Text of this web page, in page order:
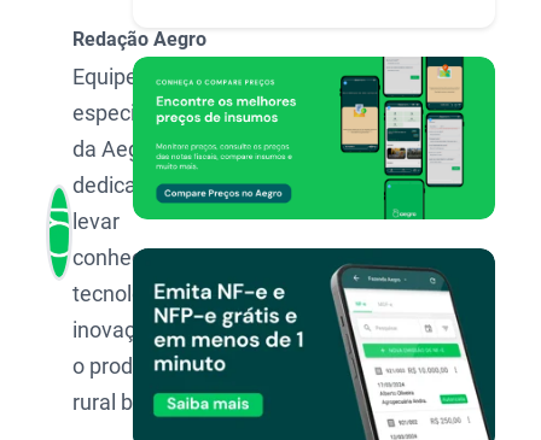
Redação Aegro
Equipe de
especialistas
da Aegro,
dedicada a
levar
conhecimento,
tecnologia e
inovação para
o produtor
rural brasileiro.